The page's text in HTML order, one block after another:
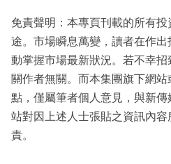
免責聲明：本專頁刊載的所有
途。市場瞬息萬變，讀者在作
動掌握市場最新狀況。若不幸
關作者無關。而本集團旗下網
點，僅屬筆者個人意見，與新
站對因上述人士張貼之資訊內
責。